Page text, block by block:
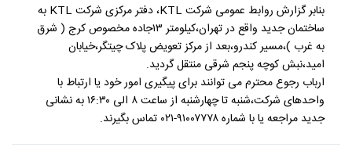
بنابر گزارش روابط عمومی شرکت KTL، دفتر مرکزی شرکت KTL به
ساختمان جدید واقع در تهران،کیلومتر ۱۳جاده مخصوص کرج ( شرق
به غرب )،مسیر کندرو،بعد از مرکز تعویض پلاک چیتگر،خیابان
امید،نبش کوچه پنجم شرقی منتقل گردید.
ارباب رجوع محترم می توانند برای پیگیری امور خود یا ارتباط با
واحدهای شرکت،شنبه تا چهارشنبه از ساعت ۸ الی ۱۶:۳۰ به نشانی
جدید مراجعه یا با شماره ۹۱۰۰۷۷۷۸-۰۲۱ تماس بگیرند.